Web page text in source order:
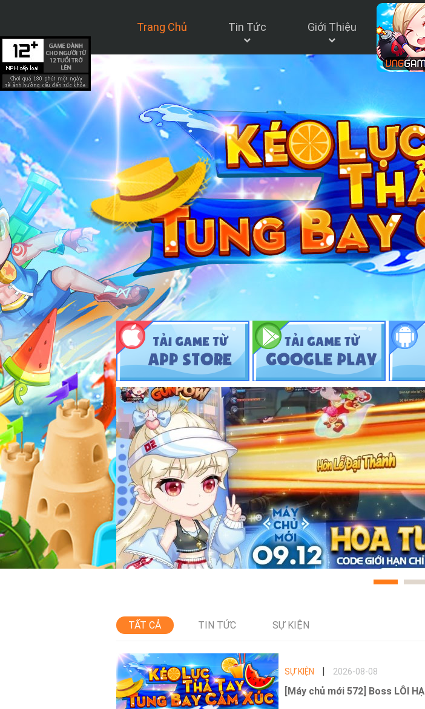
Trang Chủ Tin Tức Giới Thiệu
TẤT CẢ TIN TỨC SỰ KIỆN
SỰ KIỆN | 2026-08-08
[Máy chủ mới 572] Boss LÔI HẠ